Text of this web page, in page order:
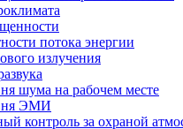
потока энергии
излучения
шума на рабочем месте
ЭМИ
контроль за охраной